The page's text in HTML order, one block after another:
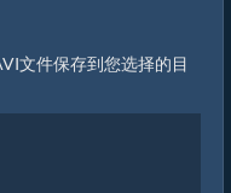
文件保存到您选择的目